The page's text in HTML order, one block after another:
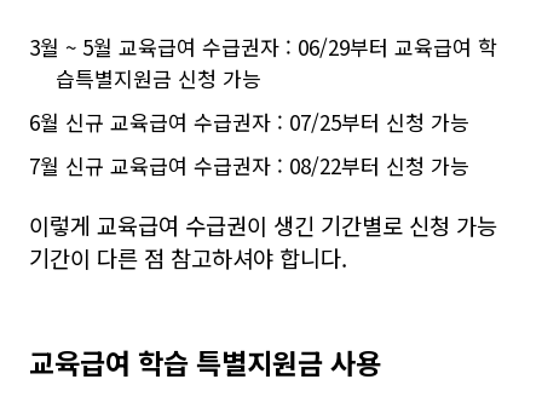
3월 ~ 5월 교육급여 수급권자 : 06/29부터 교육급여 학
습특별지원금 신청 가능
6월 신규 교육급여 수급권자 : 07/25부터 신청 가능
7월 신규 교육급여 수급권자 : 08/22부터 신청 가능
이렇게 교육급여 수급권이 생긴 기간별로 신청 가능
기간이 다른 점 참고하셔야 합니다.
교육급여 학습 특별지원금 사용